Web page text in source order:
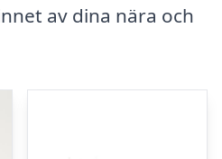
av dina nära och